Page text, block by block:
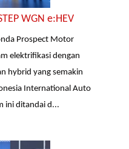
WGN e:HEV
Prospect Motor
elektrifikasi dengan
hybrid yang semakin
International Auto
ini ditandai d...